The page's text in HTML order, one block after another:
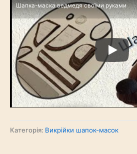
Шапка-маска ведмедя своїми руками
Категорія: Викрійки шапок-масок